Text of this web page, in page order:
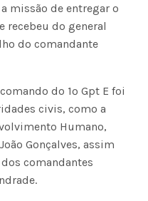
missão de entregar o
recebeu do general
do comandante
do 1º Gpt E foi
civis, como a
Humano,
Gonçalves, assim
comandantes